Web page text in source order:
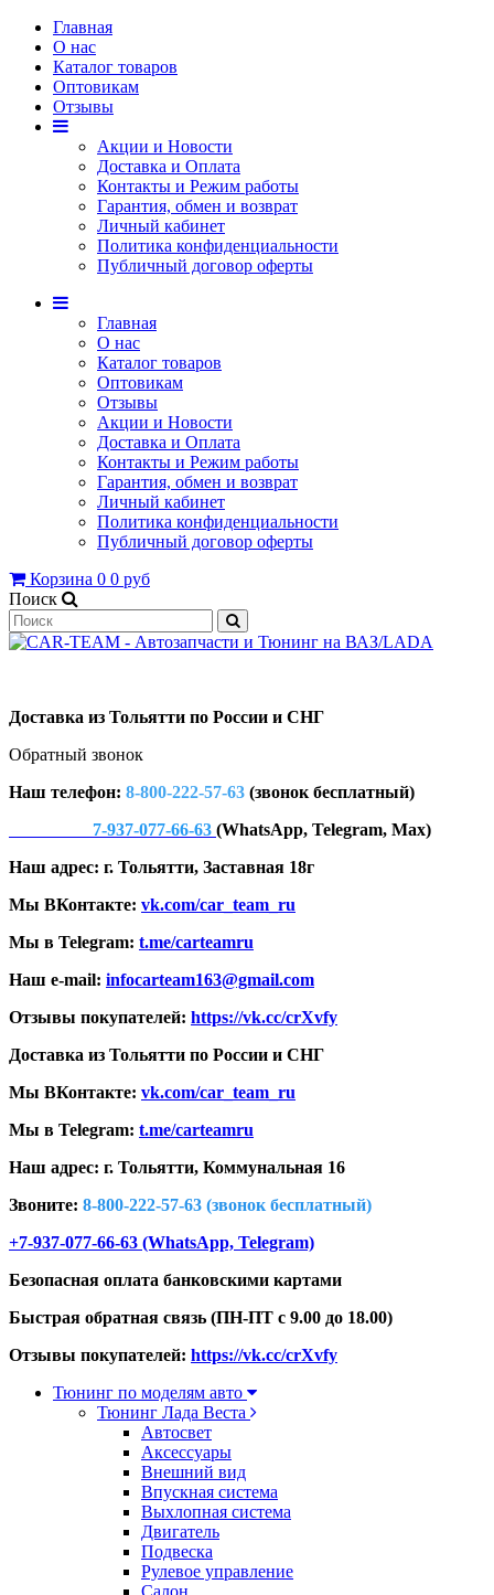
Главная
О нас
Каталог товаров
Оптовикам
Отзывы
Акции и Новости
Доставка и Оплата
Контакты и Режим работы
Гарантия, обмен и возврат
Личный кабинет
Политика конфиденциальности
Публичный договор оферты
Главная
О нас
Каталог товаров
Оптовикам
Отзывы
Акции и Новости
Доставка и Оплата
Контакты и Режим работы
Гарантия, обмен и возврат
Личный кабинет
Политика конфиденциальности
Публичный договор оферты
Корзина 0 0 руб
Поиск
Доставка из Тольятти по России и СНГ
Обратный звонок
Наш телефон: 8-800-222-57-63 (звонок бесплатный)
7-937-077-66-63 (WhatsApp, Telegram, Max)
Наш адрес: г. Тольятти, Заставная 18г
Мы ВКонтакте: vk.com/car_team_ru
Мы в Telegram: t.me/carteamru
Наш e-mail: infocarteam163@gmail.com
Отзывы покупателей: https://vk.cc/crXvfy
Доставка из Тольятти по России и СНГ
Мы ВКонтакте: vk.com/car_team_ru
Мы в Telegram: t.me/carteamru
Наш адрес: г. Тольятти, Коммунальная 16
Звоните: 8-800-222-57-63 (звонок бесплатный)
+7-937-077-66-63 (WhatsApp, Telegram)
Безопасная оплата банковскими картами
Быстрая обратная связь (ПН-ПТ с 9.00 до 18.00)
Отзывы покупателей: https://vk.cc/crXvfy
Тюнинг по моделям авто
Тюнинг Лада Веста
Автосвет
Аксессуары
Внешний вид
Впускная система
Выхлопная система
Двигатель
Подвеска
Рулевое управление
Салон